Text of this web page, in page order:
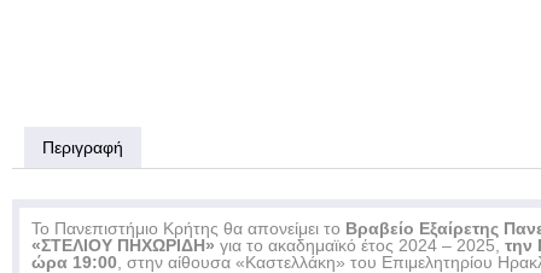
Περιγραφή
Το Πανεπιστήμιο Κρήτης θα απονείμει το Βραβείο Εξαίρετης
«ΣΤΕΛΙΟΥ ΠΗΧΩΡΙΔΗ» για το ακαδημαϊκό έτος 2024 – 2025, την
ώρα 19:00 , στην αίθουσα «Καστελλάκη» του Επιμελητηρίου